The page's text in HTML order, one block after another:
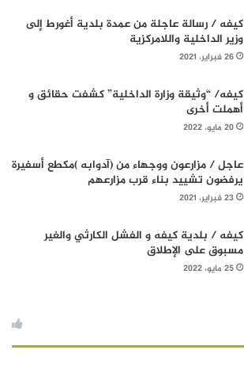
كيفه / رسالة عاجلة من عمدة بلدية أغورط إلى
وزير الداخلية واللامركزية
26 فبراير، 2021
كيفه/ “وثيقة وزارة الداخلية” كشفت حقائق و
أهملت أخرى
20 مايو، 2022
عاجل / مزارعون ووجهاء من (آدوابه )مكطع أسفيرة
يرفضون تشييد بناء قرب مزارعهم
23 فبراير، 2021
كيفه / بلدية كيفه و الفشل الكارثي والغير
مسبوق على الإطلاق
25 مايو، 2022